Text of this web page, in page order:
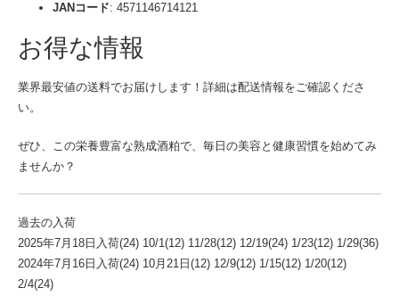
JANコード: 4571146714121
お得な情報
業界最安値の送料でお届けします！詳細は配送情報をご確認くださ
い。
ぜひ、この栄養豊富な熟成酒粕で、毎日の美容と健康習慣を始めてみ
ませんか？
過去の入荷
2025年7月18日入荷(24) 10/1(12) 11/28(12) 12/19(24) 1/23(12) 1/29(36)
2024年7月16日入荷(24) 10月21日(12) 12/9(12) 1/15(12) 1/20(12)
2/4(24)